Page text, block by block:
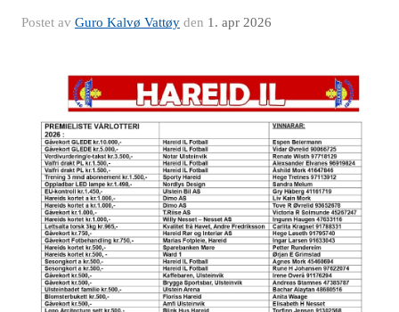
Postet av Guro Kalvø Vattøy den 1. apr 2026